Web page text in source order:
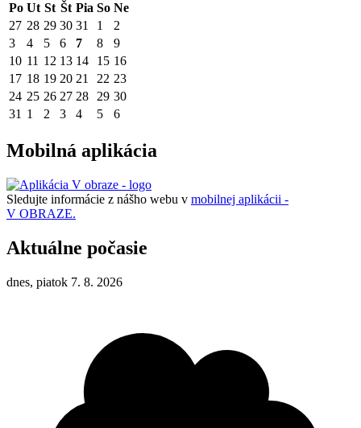
Po Ut St Št Pia So Ne
27 28 29 30 31 1
2
3
4 5 6 7 8
9
10 11 12 13 14 15 16
17 18 19 20 21 22 23
24 25 26 27 28 29 30
31 1 2 3 4 5 6
Mobilná aplikácia
Sledujte informácie z nášho webu v mobilnej aplikácii -
V OBRAZE.
Aktuálne počasie
dnes, piatok 7. 8. 2026